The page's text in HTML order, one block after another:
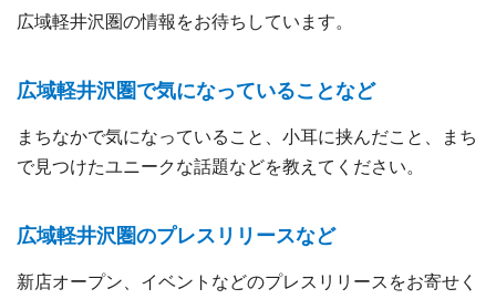
広域軽井沢圏の情報をお待ちしています。
広域軽井沢圏で気になっていることなど
まちなかで気になっていること、小耳に挟んだこと、まち
で見つけたユニークな話題などを教えてください。
広域軽井沢圏のプレスリリースなど
新店オープン、イベントなどのプレスリリースをお寄せく